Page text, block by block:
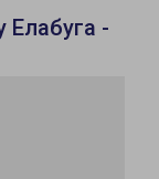
Елабуга -